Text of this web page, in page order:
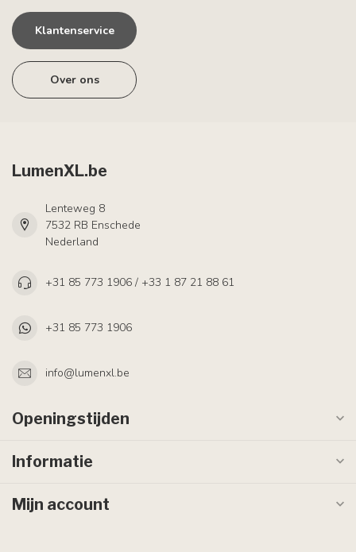
Klantenservice
Over ons
LumenXL.be
Lenteweg 8
7532 RB Enschede
Nederland
+31 85 773 1906 / +33 1 87 21 88 61
+31 85 773 1906
info@lumenxl.be
Openingstijden
Informatie
Mijn account